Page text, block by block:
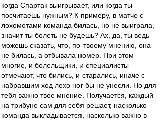
когда Спартак выигрывает, или когда ты
посчитаешь нужным? К примеру, в матче с
лохомотами команда билась, но не выиграла,
значит ты болеть не будешь? Ах, да, ты ведь
можешь сказать, что, по-твоему мнению, она
не билась, а отбывала номер. При этом
многие, и болельщики, и специалисты
отмечают, что бились, и старались, иначе с
набравшим ход лохо ног бы не унесли. Но для
тебя важно твое мнение. Получается, каждый
на трибуне сам для себя решает, насколько
команда выкладывается, насколько важно в